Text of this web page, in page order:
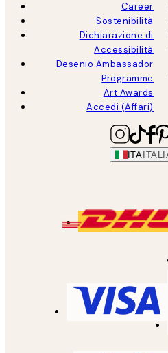
Career
Sostenibilità
Dichiarazione di
Accessibilità
Desenio Ambassador
Programme
Art Awards
Accedi (Affari)
ITA